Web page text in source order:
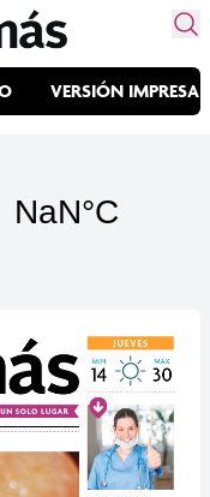
VERSIÓN IMPRESA